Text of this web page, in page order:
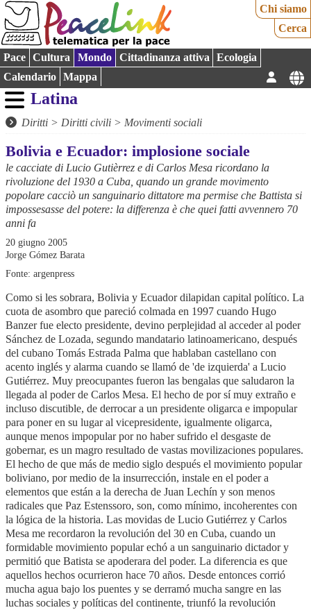
Chi siamo
Cerca
Pace Cultura Mondo Cittadinanza attiva
Ecologia
Calendario
Mappa
Latina
Diritti > Diritti civili > Movimenti sociali
Bolivia e Ecuador: implosione sociale
le cacciate di Lucio Gutièrrez e di Carlos Mesa ricordano la
rivoluzione del 1930 a Cuba, quando un grande movimento
popolare cacciò un sanguinario dittatore ma permise che Battista si
impossesasse del potere: la differenza è che quei fatti avvennero 70
anni fa
20 giugno 2005
Jorge Gómez Barata
Fonte: argenpress
Como si les sobrara, Bolivia y Ecuador dilapidan capital político. La
cuota de asombro que pareció colmada en 1997 cuando Hugo
Banzer fue electo presidente, devino perplejidad al acceder al poder
Sánchez de Lozada, segundo mandatario latinoamericano, después
del cubano Tomás Estrada Palma que hablaban castellano con
acento inglés y alarma cuando se llamó de 'de izquierda' a Lucio
Gutiérrez. Muy preocupantes fueron las bengalas que saludaron la
llegada al poder de Carlos Mesa. El hecho de por sí muy extraño e
incluso discutible, de derrocar a un presidente oligarca e impopular
para poner en su lugar al vicepresidente, igualmente oligarca,
aunque menos impopular por no haber sufrido el desgaste de
gobernar, es un magro resultado de vastas movilizaciones populares.
El hecho de que más de medio siglo después el movimiento popular
boliviano, por medio de la insurrección, instale en el poder a
elementos que están a la derecha de Juan Lechín y son menos
radicales que Paz Estenssoro, son, como mínimo, incoherentes con
la lógica de la historia. Las movidas de Lucio Gutiérrez y Carlos
Mesa me recordaron la revolución del 30 en Cuba, cuando un
formidable movimiento popular echó a un sanguinario dictador y
permitió que Batista se apoderara del poder. La diferencia es que
aquellos hechos ocurrieron hace 70 años. Desde entonces corrió
mucha agua bajo los puentes y se derramó mucha sangre en las
luchas sociales y políticas del continente, triunfó la revolución